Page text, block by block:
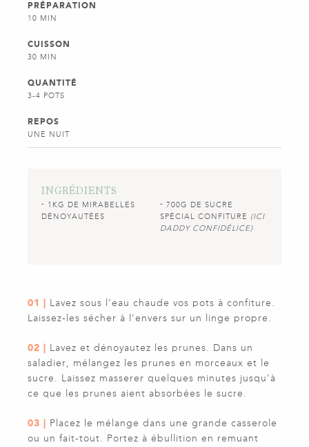
PRÉPARATION
10 MIN
CUISSON
30 MIN
QUANTITÉ
3-4 POTS
REPOS
UNE NUIT
INGRÉDIENTS
1KG DE MIRABELLES
DÉNOYAUTÉES
700G DE SUCRE
SPÉCIAL CONFITURE (ICI
DADDY CONFIDÉLICE)
01 | Lavez sous l’eau chaude vos pots à confiture.
Laissez-les sécher à l’envers sur un linge propre.
02 | Lavez et dénoyautez les prunes. Dans un
saladier, mélangez les prunes en morceaux et le
sucre. Laissez masserer quelques minutes jusqu’à
ce que les prunes aient absorbées le sucre.
03 | Placez le mélange dans une grande casserole
ou un fait-tout. Portez à ébullition en remuant